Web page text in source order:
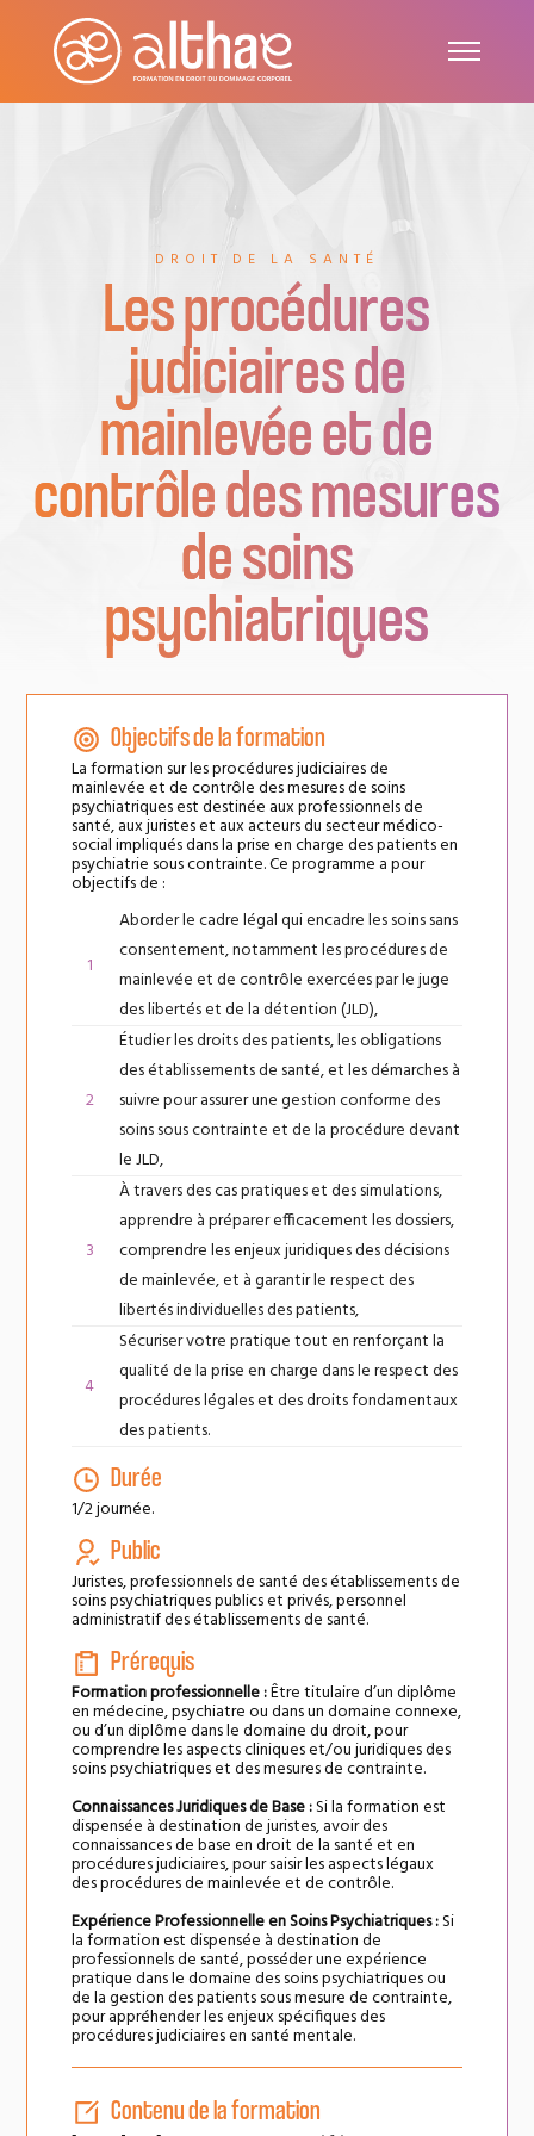
DROIT DE LA SANTÉ
Les procédures
judiciaires de
mainlevée et de
contrôle des mesures
de soins
psychiatriques
Objectifs de la formation
La formation sur les procédures judiciaires de
mainlevée et de contrôle des mesures de soins
psychiatriques est destinée aux professionnels de
santé, aux juristes et aux acteurs du secteur médico-
social impliqués dans la prise en charge des patients en
psychiatrie sous contrainte. Ce programme a pour
objectifs de :
Aborder le cadre légal qui encadre les soins sans
consentement, notamment les procédures de
mainlevée et de contrôle exercées par le juge
des libertés et de la détention (JLD),
Étudier les droits des patients, les obligations
des établissements de santé, et les démarches à
suivre pour assurer une gestion conforme des
soins sous contrainte et de la procédure devant
le JLD,
À travers des cas pratiques et des simulations,
apprendre à préparer efficacement les dossiers,
comprendre les enjeux juridiques des décisions
de mainlevée, et à garantir le respect des
libertés individuelles des patients,
Sécuriser votre pratique tout en renforçant la
qualité de la prise en charge dans le respect des
procédures légales et des droits fondamentaux
des patients.
Durée
1/2 journée.
Public
Juristes, professionnels de santé des établissements de
soins psychiatriques publics et privés, personnel
administratif des établissements de santé.
Prérequis
Formation professionnelle :Être titulaire d’un diplôme
en médecine, psychiatre ou dans un domaine connexe,
ou d’un diplôme dans le domaine du droit, pour
comprendre les aspects cliniques et/ou juridiques des
soins psychiatriques et des mesures de contrainte.
Connaissances Juridiques de Base :Si la formation est
dispensée à destination de juristes, avoir des
connaissances de base en droit de la santé et en
procédures judiciaires, pour saisir les aspects légaux
des procédures de mainlevée et de contrôle.
Expérience Professionnelle en Soins Psychiatriques :Si
la formation est dispensée à destination de
professionnels de santé, posséder une expérience
pratique dans le domaine des soins psychiatriques ou
de la gestion des patients sous mesure de contrainte,
pour appréhender les enjeux spécifiques des
procédures judiciaires en santé mentale.
Contenu de la formation